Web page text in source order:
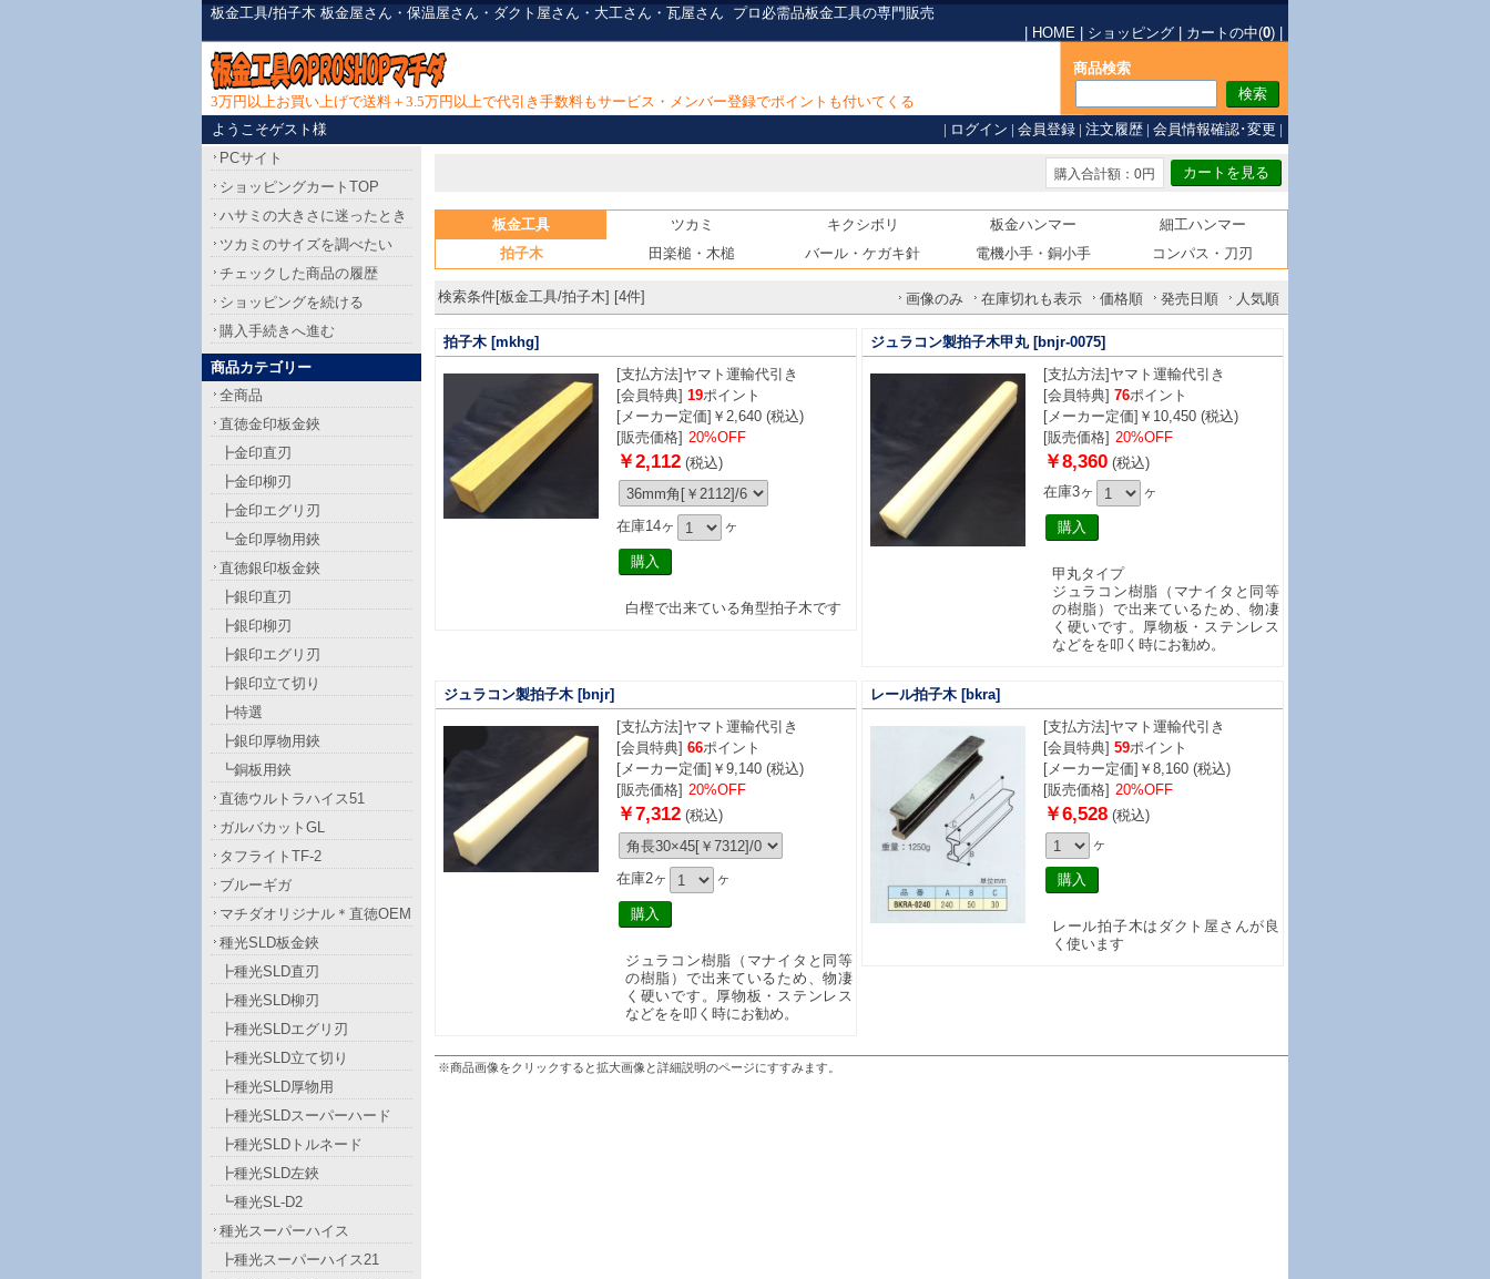
板金工具/拍子木 板金屋さん・保温屋さん・ダクト屋さん・大工さん・瓦屋さん プロ必需品板金工具の専門販売
HOME ショッピング カートの中(0)
3万円以上お買い上げで送料＋3.5万円以上で代引き手数料もサービス・メンバー登録でポイントも付いてくる
商品検索
ようこそゲスト様 | ログイン | 会員登録 | 注文履歴 | 会員情報確認･変更 |
購入合計額：0円
板金工具 ツカミ キクシボリ 板金ハンマー
細工ハンマー
拍子木
田楽槌・木槌 バール・ケガキ針 電機小手・銅小手 コンパス・刀刃
検索条件[板金工具/拍子木] [4件] 画像のみ 在庫切れも表示 価格順 発売日順 人気順
拍子木 [mkhg]
[支払方法] ヤマト運輸代引き
[会員特典] 19ポイント
[メーカー定価]￥2,640 (税込)
[販売価格] 20%OFF
￥2,112(税込)
在庫14ヶ ヶ
白樫で出来ている角型拍子木です
ジュラコン製拍子木甲丸[bnjr-0075]
[支払方法] ヤマト運輸代引き
[会員特典] 76ポイント
[メーカー定価]￥10,450 (税込)
[販売価格] 20%OFF
￥8,360(税込)
在庫3ヶ
ヶ
甲丸タイプ
ジュラコン樹脂（マナイタと同等
の樹脂）で出来ているため、物凄
く硬いです。厚物板・ステンレス
などをを叩く時にお勧め。
ジュラコン製拍子木 [bnjr]
[支払方法] ヤマト運輸代引き
[会員特典] 66ポイント
[メーカー定価]￥9,140 (税込)
[販売価格] 20%OFF
￥7,312(税込)
在庫2ヶ ヶ
ジュラコン樹脂（マナイタと同等
の樹脂）で出来ているため、物凄
く硬いです。厚物板・ステンレス
などをを叩く時にお勧め。
レール拍子木 [bkra]
[支払方法] ヤマト運輸代引き
[会員特典] 59ポイント
[メーカー定価]￥8,160 (税込)
[販売価格] 20%OFF
￥6,528(税込)
ヶ
レール拍子木はダクト屋さんが良
く使います
※商品画像をクリックすると拡大画像と詳細説明のページにすすみます。
PCサイト
ショッピングカートTOP
ハサミの大きさに迷ったとき
ツカミのサイズを調べたい
チェックした商品の履歴
ショッピングを続ける
購入手続きへ進む
商品カテゴリー
全商品
直徳金印板金鋏
┣金印直刃
┣金印柳刃
┣金印エグリ刃
┗金印厚物用鋏
直徳銀印板金鋏
┣銀印直刃
┣銀印柳刃
┣銀印エグリ刃
┣銀印立て切り
┣特選
┣銀印厚物用鋏
┗銅板用鋏
直徳ウルトラハイス51
ガルバカットGL
タフライトTF-2
ブルーギガ
マチダオリジナル＊直徳OEM
種光SLD板金鋏
┣種光SLD直刃
┣種光SLD柳刃
┣種光SLDエグリ刃
┣種光SLD立て切り
┣種光SLD厚物用
┣種光SLDスーパーハード
┣種光SLDトルネード
┣種光SLD左鋏
┗種光SL-D2
種光スーパーハイス
┣種光スーパーハイス21